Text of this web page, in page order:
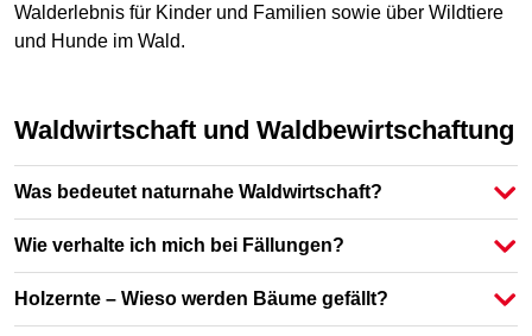
Walderlebnis für Kinder und Familien sowie über Wildtiere
und Hunde im Wald.
Waldwirtschaft und Waldbewirtschaftung
Was bedeutet naturnahe Waldwirtschaft?
Wie verhalte ich mich bei Fällungen?
Holzernte – Wieso werden Bäume gefällt?